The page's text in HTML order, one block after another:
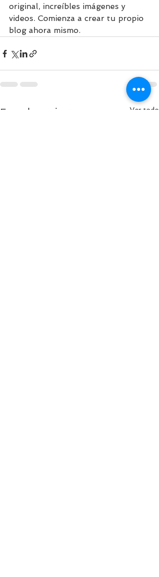
original, increíbles imágenes y
videos. Comienza a crear tu propio
blog ahora mismo.
Entradas recientes Ver todo